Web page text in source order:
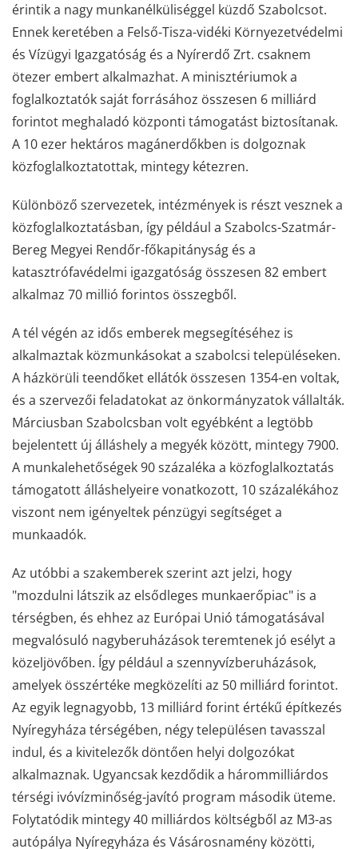
érintik a nagy munkanélküliséggel küzdő Szabolcsot.
Ennek keretében a Felső-Tisza-vidéki Környezetvédelmi
és Vízügyi Igazgatóság és a Nyírerdő Zrt. csaknem
ötezer embert alkalmazhat. A minisztériumok a
foglalkoztatók saját forrásához összesen 6 milliárd
forintot meghaladó központi támogatást biztosítanak.
A 10 ezer hektáros magánerdőkben is dolgoznak
közfoglalkoztatottak, mintegy kétezren.
Különböző szervezetek, intézmények is részt vesznek a
közfoglalkoztatásban, így például a Szabolcs-Szatmár-
Bereg Megyei Rendőr-főkapitányság és a
katasztrófavédelmi igazgatóság összesen 82 embert
alkalmaz 70 millió forintos összegből.
A tél végén az idős emberek megsegítéséhez is
alkalmaztak közmunkásokat a szabolcsi településeken.
A házkörüli teendőket ellátók összesen 1354-en voltak,
és a szervezői feladatokat az önkormányzatok vállalták.
Márciusban Szabolcsban volt egyébként a legtöbb
bejelentett új álláshely a megyék között, mintegy 7900.
A munkalehetőségek 90 százaléka a közfoglalkoztatás
támogatott álláshelyeire vonatkozott, 10 százalékához
viszont nem igényeltek pénzügyi segítséget a
munkaadók.
Az utóbbi a szakemberek szerint azt jelzi, hogy
"mozdulni látszik az elsődleges munkaerőpiac" is a
térségben, és ehhez az Európai Unió támogatásával
megvalósuló nagyberuházások teremtenek jó esélyt a
közeljövőben. Így például a szennyvízberuházások,
amelyek összértéke megközelíti az 50 milliárd forintot.
Az egyik legnagyobb, 13 milliárd forint értékű építkezés
Nyíregyháza térségében, négy településen tavasszal
indul, és a kivitelezők döntően helyi dolgozókat
alkalmaznak. Ugyancsak kezdődik a hárommilliárdos
térségi ivóvízminőség-javító program második üteme.
Folytatódik mintegy 40 milliárdos költségből az M3-as
autópálya Nyíregyháza és Vásárosnamény közötti,